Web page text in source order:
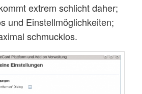
extrem schlicht daher;
und Einstellmöglichkeiten;
schmucklos.